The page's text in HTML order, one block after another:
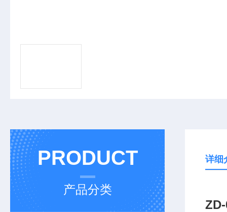
PRODUCT
产品分类
详细